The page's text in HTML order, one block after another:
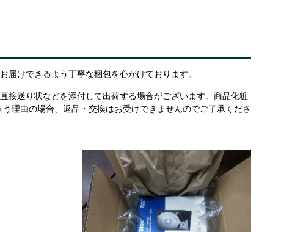
けできるよう丁寧な梱包を心がけております。
接送り状などを添付して出荷する場合がございます。商品化粧
理由の場合、返品・交換はお受けできませんのでご了承くださ